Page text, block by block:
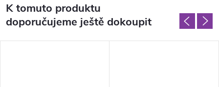
K tomuto produktu
doporučujeme ještě dokoupit